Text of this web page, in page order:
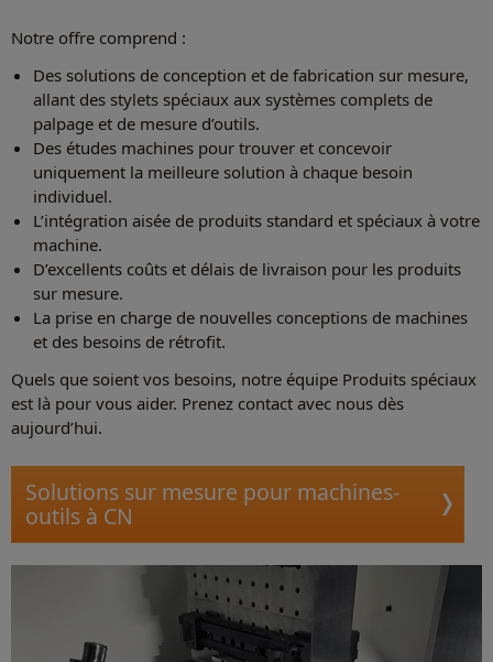
Notre offre comprend :
Des solutions de conception et de fabrication sur mesure,
allant des stylets spéciaux aux systèmes complets de
palpage et de mesure d’outils.
Des études machines pour trouver et concevoir
uniquement la meilleure solution à chaque besoin
individuel.
L’intégration aisée de produits standard et spéciaux à votre
machine.
D’excellents coûts et délais de livraison pour les produits
sur mesure.
La prise en charge de nouvelles conceptions de machines
et des besoins de rétrofit.
Quels que soient vos besoins, notre équipe Produits spéciaux
est là pour vous aider. Prenez contact avec nous dès
aujourd’hui.
Solutions sur mesure pour machines-
outils à CN